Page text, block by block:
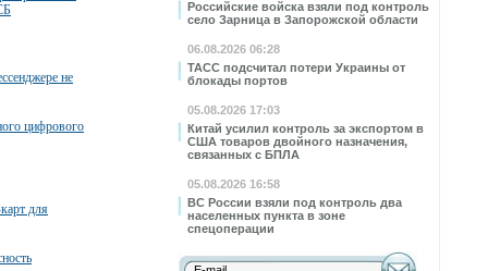
Российские войска взяли под контроль
село Зарница в Запорожской области
06.08.2026 06:28
ТАСС подсчитал потери Украины от
блокады портов
05.08.2026 17:03
Китай усилил контроль за экспортом в
США товаров двойного назначения,
связанных с БПЛА
05.08.2026 16:58
ВС России взяли под контроль два
населенных пункта в зоне
спецоперации
не
цифрового
для